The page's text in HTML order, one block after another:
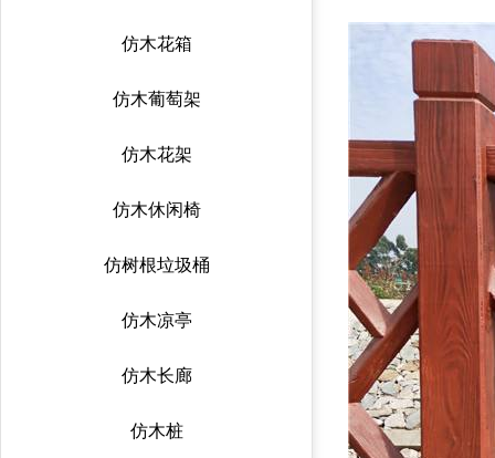
仿木花箱
仿木葡萄架
仿木花架
仿木休闲椅
仿树根垃圾桶
仿木凉亭
仿木长廊
仿木桩